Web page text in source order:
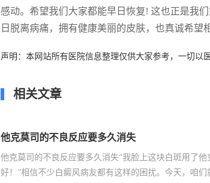
感动。希望我们大家都能早日恢复! 这也正是我
日脱离病痛，拥有健康美丽的皮肤，也真诚希望
声明：本网站所有医院信息整理仅供大家参考，一切以
相关文章
他克莫司的不良反应要多久消失
他克莫司的不良反应要多久消失“我脸上这块白斑用了
好！”相信不少白癜风病友都有这样的困扰。今天，咱